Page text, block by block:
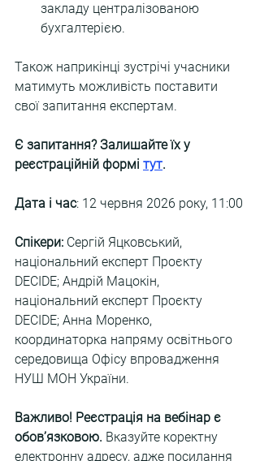
закладу централізованою
бухгалтерією.
Також наприкінці зустрічі учасники
матимуть можливість поставити
свої запитання експертам.
Є запитання? Залишайте їх у
реєстраційній формі тут.
Дата і час: 12 червня 2026 року, 11:00
Спікери: Сергій Яцковський,
національний експерт Проєкту
DECIDE; Андрій Мацокін,
національний експерт Проєкту
DECIDE; Анна Моренко,
координаторка напряму освітнього
середовища Офісу впровадження
НУШ МОН України.
Важливо! Реєстрація на вебінар є
обов’язковою. Вказуйте коректну
електронну адресу, адже посилання